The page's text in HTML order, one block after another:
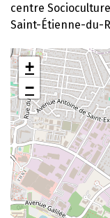
centre
Saint-Étienne-du-
+
−